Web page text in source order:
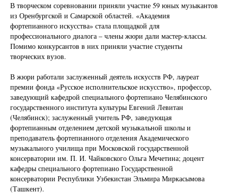
В творческом соревновании приняли участие 59 юных музыкантов
из Оренбургской и Самарской областей. «Академия
фортепианного искусства» стала площадкой для
профессионального диалога – члены жюри дали мастер-классы.
Помимо конкурсантов в них приняли участие студенты
творческих вузов.
В жюри работали заслуженный деятель искусств РФ, лауреат
премии фонда «Русское исполнительское искусство», профессор,
заведующий кафедрой специального фортепиано Челябинского
государственного института культуры Евгений Левитан
(Челябинск); заслуженный учитель РФ, заведующая
фортепианным отделением детской музыкальной школы и
преподаватель фортепианного отделения Академического
музыкального училища при Московской государственной
консерватории им. П. И. Чайковского Ольга Мечетина; доцент
кафедры специального фортепиано Государственной
консерватории Республики Узбекистан Эльмира Миркасымова
(Ташкент).